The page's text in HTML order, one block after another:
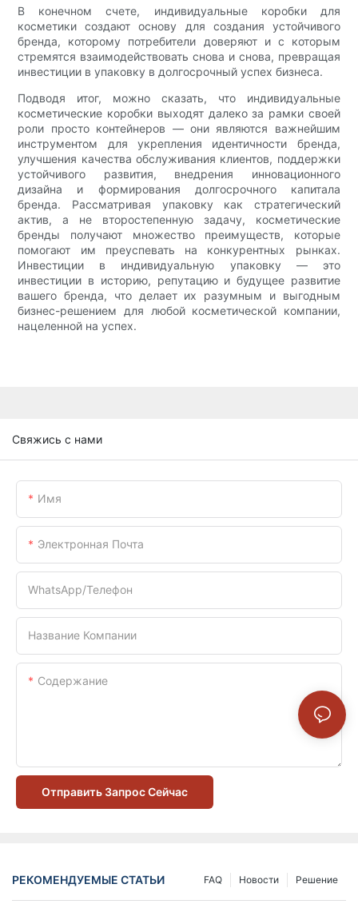
В конечном счете, индивидуальные коробки для
косметики создают основу для создания устойчивого
бренда, которому потребители доверяют и с которым
стремятся взаимодействовать снова и снова, превращая
инвестиции в упаковку в долгосрочный успех бизнеса.
Подводя итог, можно сказать, что индивидуальные
косметические коробки выходят далеко за рамки своей
роли просто контейнеров — они являются важнейшим
инструментом для укрепления идентичности бренда,
улучшения качества обслуживания клиентов, поддержки
устойчивого развития, внедрения инновационного
дизайна и формирования долгосрочного капитала
бренда. Рассматривая упаковку как стратегический
актив, а не второстепенную задачу, косметические
бренды получают множество преимуществ, которые
помогают им преуспевать на конкурентных рынках.
Инвестиции в индивидуальную упаковку — это
инвестиции в историю, репутацию и будущее развитие
вашего бренда, что делает их разумным и выгодным
бизнес-решением для любой косметической компании,
нацеленной на успех.
Свяжись с нами
Имя
Электронная Почта
WhatsApp/телефон
Название Компании
Содержание
Отправить Запрос Сейчас
РЕКОМЕНДУЕМЫЕ СТАТЬИ Решение
Новости
FAQ